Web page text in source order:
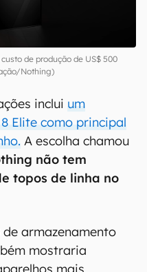
de produção de US$ 500
Nothing)
inclui um
Elite como principal
A escolha chamou
não tem
topos de linha no
de armazenamento
mostraria